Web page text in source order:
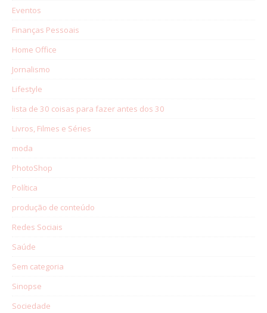
Eventos
Finanças Pessoais
Home Office
Jornalismo
Lifestyle
lista de 30 coisas para fazer antes dos 30
Livros, Filmes e Séries
moda
PhotoShop
Política
produção de conteúdo
Redes Sociais
Saúde
Sem categoria
Sinopse
Sociedade